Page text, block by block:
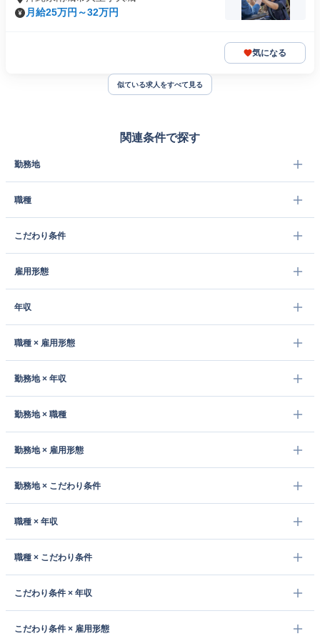
月給25万円～32万円
気になる
似ている求人をすべて見る
関連条件で探す
勤務地
職種
こだわり条件
雇用形態
年収
職種 × 雇用形態
勤務地 × 年収
勤務地 × 職種
勤務地 × 雇用形態
勤務地 × こだわり条件
職種 × 年収
職種 × こだわり条件
こだわり条件 × 年収
こだわり条件 × 雇用形態